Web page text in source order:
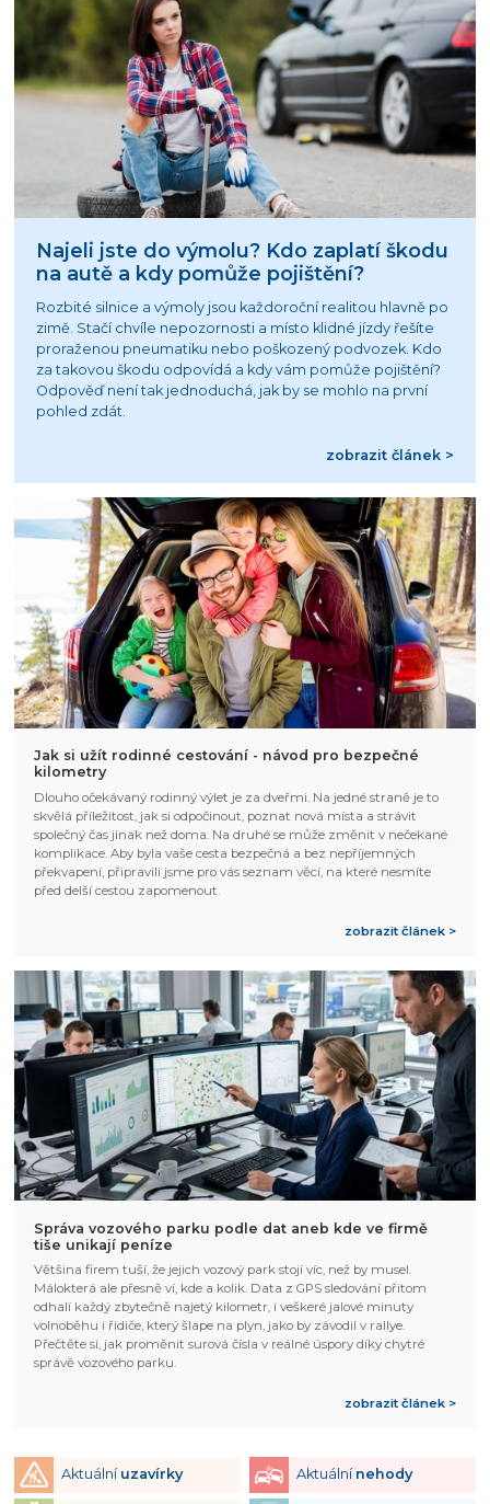
Najeli jste do výmolu? Kdo zaplatí škodu
na autě a kdy pomůže pojištění?
Rozbité silnice a výmoly jsou každoroční realitou hlavně po
zimě. Stačí chvíle nepozornosti a místo klidné jízdy řešíte
proraženou pneumatiku nebo poškozený podvozek. Kdo
za takovou škodu odpovídá a kdy vám pomůže pojištění?
Odpověď není tak jednoduchá, jak by se mohlo na první
pohled zdát.
zobrazit článek >
Jak si užít rodinné cestování - návod pro bezpečné
kilometry
Dlouho očekávaný rodinný výlet je za dveřmi. Na jedné straně je to
skvělá příležitost, jak si odpočinout, poznat nová místa a strávit
společný čas jinak než doma. Na druhé se může změnit v nečekané
komplikace. Aby byla vaše cesta bezpečná a bez nepříjemných
překvapení, připravili jsme pro vás seznam věcí, na které nesmíte
před delší cestou zapomenout.
zobrazit článek >
Správa vozového parku podle dat aneb kde ve firmě
tiše unikají peníze
Většina firem tuší, že jejich vozový park stojí víc, než by musel.
Málokterá ale přesně ví, kde a kolik. Data z GPS sledování přitom
odhalí každý zbytečně najetý kilometr, i veškeré jalové minuty
volnoběhu i řidiče, který šlape na plyn, jako by závodil v rallye.
Přečtěte si, jak proměnit surová čísla v reálné úspory díky chytré
správě vozového parku.
zobrazit článek >
Aktuální uzavírky Aktuální nehody